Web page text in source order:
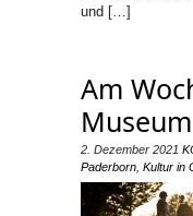
und […]
Am
Museum
2. Dezember 2021
Paderborn Kultur in